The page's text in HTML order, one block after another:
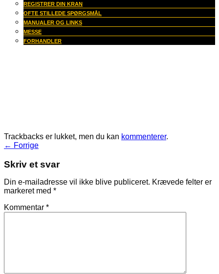
REGISTRER DIN KRAN
OFTE STILLEDE SPØRGSMÅL
MANUALER OG LINKS
MESSE
FORHANDLER
Trackbacks er lukket, men du kan kommenterer.
← Forrige
Skriv et svar
Din e-mailadresse vil ikke blive publiceret. Krævede felter er
markeret med *
Kommentar *